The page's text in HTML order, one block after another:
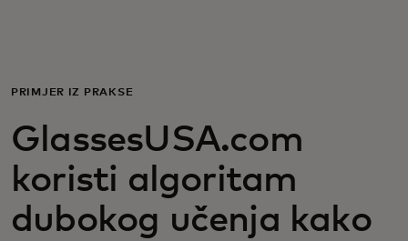
Za biznis
Za svijet
Za inovatore
PRIMJER IZ PRAKSE
GlassesUSA.com
koristi algoritam
dubokog učenja kako